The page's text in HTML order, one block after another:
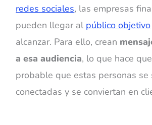
redes sociales, las empresas
pueden llegar al público objetivo
alcanzar. Para ello, crean
a esa audiencia, lo que hace
probable que estas personas se
conectadas y se conviertan en